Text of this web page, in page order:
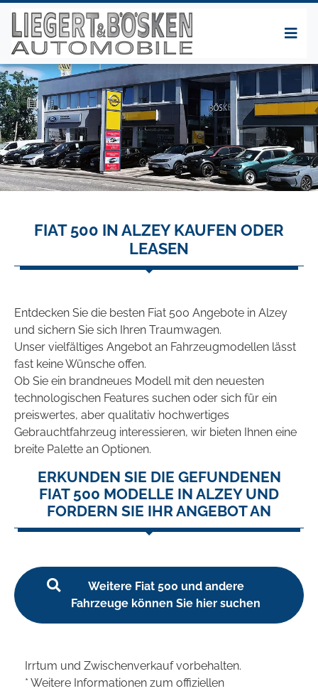
FIAT 500 IN ALZEY KAUFEN ODER
LEASEN
Entdecken Sie die besten Fiat 500 Angebote in Alzey
und sichern Sie sich Ihren Traumwagen.
Unser vielfältiges Angebot an Fahrzeugmodellen lässt
fast keine Wünsche offen.
Ob Sie ein brandneues Modell mit den neuesten
technologischen Features suchen oder sich für ein
preiswertes, aber qualitativ hochwertiges
Gebrauchtfahrzeug interessieren, wir bieten Ihnen eine
breite Palette an Optionen.
ERKUNDEN SIE DIE GEFUNDENEN
FIAT 500 MODELLE IN ALZEY UND
FORDERN SIE IHR ANGEBOT AN
Weitere Fiat 500 und andere
Fahrzeuge können Sie hier suchen
Irrtum und Zwischenverkauf vorbehalten.
* Weitere Informationen zum offiziellen